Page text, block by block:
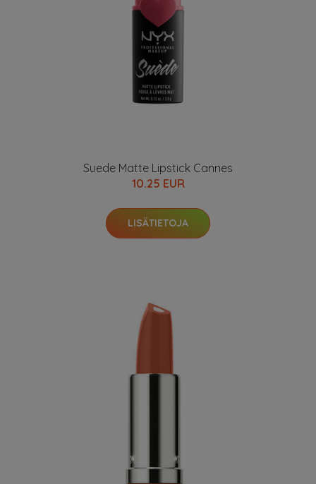
Suede Matte Lipstick Cannes
10.25 EUR
LISÄTIETOJA